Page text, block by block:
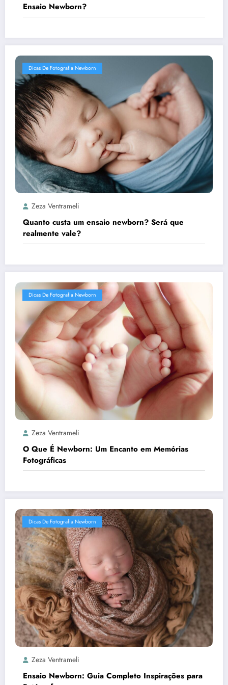
Ensaio Newborn?
Dicas De Fotografia Newborn
Zeza Ventrameli
Quanto custa um ensaio newborn? Será que
realmente vale?
Dicas De Fotografia Newborn
Zeza Ventrameli
O Que É Newborn: Um Encanto em Memórias
Fotográficas
Dicas De Fotografia Newborn
Zeza Ventrameli
Ensaio Newborn: Guia Completo Inspirações para